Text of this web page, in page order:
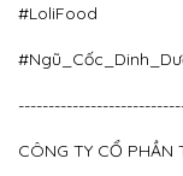
#LoliFood
CÔNG TY CỔ PHẦN